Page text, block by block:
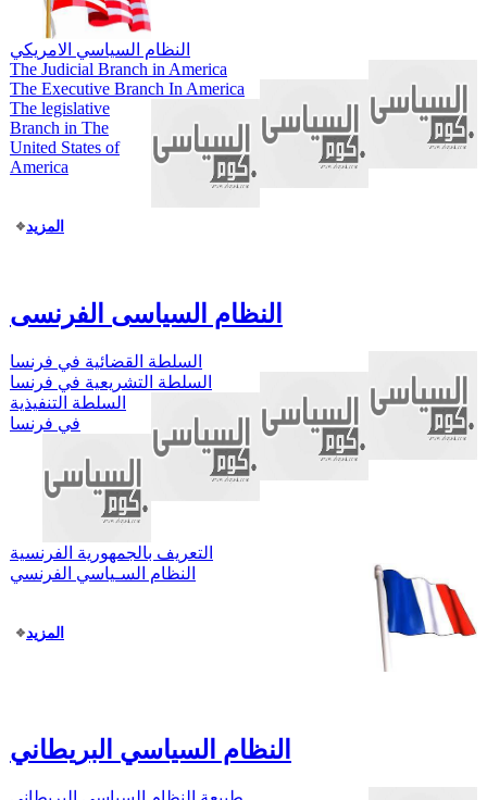
النظام السياسي الامريكي
The Judicial Branch in America
The Executive Branch In America
The legislative
Branch in The
United States of
America
المزيد
النظام السياسى الفرنسى
السلطة القضائية في فرنسا
السلطة التشريعية في فرنسا
السلطة التنفيذية
في فرنسا
التعريف بالجمهورية الفرنسية
النظام السـياسي الفرنسي
المزيد
النظام السياسي البريطاني